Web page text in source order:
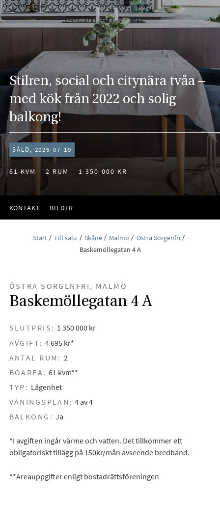
Stilren, social och citynära tvåa –
med kök från 2022 och solig
balkong!
SÅLD, 2026-07-19
61 KVM 2 RUM 1 350 000 KR
KONTAKT BILDER
Start Till salu Skåne Malmö
Östra Sorgenfri
Baskemöllegatan 4 A
ÖSTRA SORGENFRI, MALMÖ
Baskemöllegatan 4 A
SLUTPRIS: 1 350 000 kr
AVGIFT: 4 695 kr*
ANTAL RUM: 2
BOAREA: 61 kvm**
TYP: Lägenhet
VÅNINGSPLAN: 4 av 4
BALKONG: Ja
*I avgiften ingår värme och vatten. Det tillkommer ett
obligatoriskt tillägg på 150kr/mån avseende bredband.
**Areauppgifter enligt bostadrättsföreningen